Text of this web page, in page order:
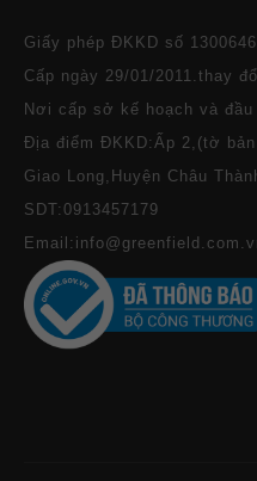
Giấy phép ĐKKD số
Cấp ngày 29/01/2011.thay
Nơi cấp sở kế hoạch và
Địa điểm ĐKKD:Ấp 2,(tờ
Giao Long,Huyện Châu
SDT:0913457179